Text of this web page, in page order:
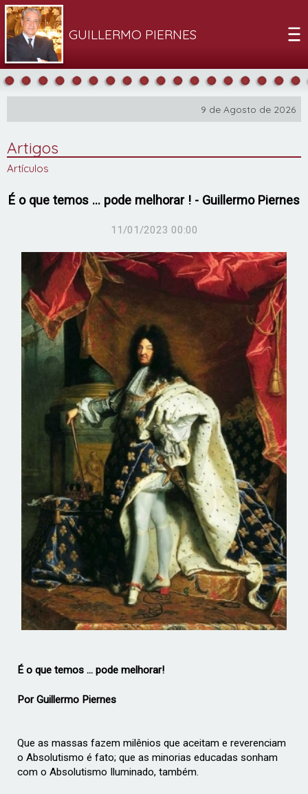
GUILLERMO PIERNES
9 de Agosto de 2026
Artigos
Artículos
É o que temos ... pode melhorar ! - Guillermo Piernes
11/01/2023 00:00
É o que temos ... pode melhorar!­
Por Guillermo Piernes
Que as massas fazem milênios que aceitam e reverenciam
o Absolutismo é fato; que as minorias educadas sonham
com o Absolutismo Iluminado, também.